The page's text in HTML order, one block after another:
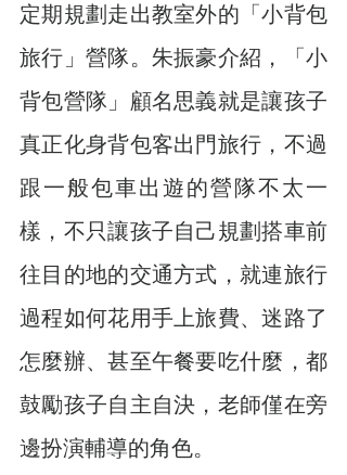
定期規劃走出教室外的「小背包
旅行」營隊。朱振豪介紹，「小
背包營隊」顧名思義就是讓孩子
真正化身背包客出門旅行，不過
跟一般包車出遊的營隊不太一
樣，不只讓孩子自己規劃搭車前
往目的地的交通方式，就連旅行
過程如何花用手上旅費、迷路了
怎麼辦、甚至午餐要吃什麼，都
鼓勵孩子自主自決，老師僅在旁
邊扮演輔導的角色。